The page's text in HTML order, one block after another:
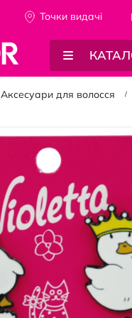
Точки видачi
Аксесуари для волосся